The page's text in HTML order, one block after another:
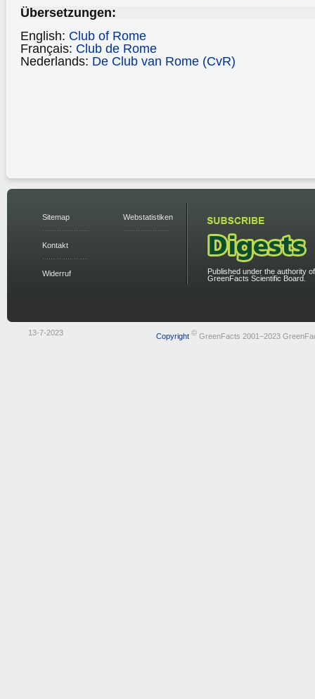
Übersetzungen:
English: Club of Rome
Français: Club de Rome
Nederlands: De Club van Rome (CvR)
Sitemap
Kontakt
Widerruf
Webstatistiken
Published under the authority
GreenFacts Scientific Board.
13-7-2023 Copyright © GreenFacts 2001–2023